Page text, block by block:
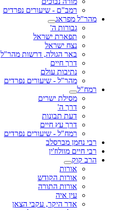
רמב"ם - שיעורים נפרדים
מהר"ל מפראג
גבורות ה'
תפארת ישראל
נצח ישראל
באר הגולה, דרשות מהר"ל
דרך חיים
נתיבות עולם
מהר"ל - שיעורים נפרדים
רמח"ל
מסילת ישרים
דרך ה'
דעת תבונות
דרך עץ חיים
רמח"ל - שיעורים נפרדים
רבי נחמן מברסלב
רבי חיים מוולוז'ין
הרב קוק
אורות
אורות הקודש
אורות התורה
עין איה
אדר היקר, עקבי הצאן